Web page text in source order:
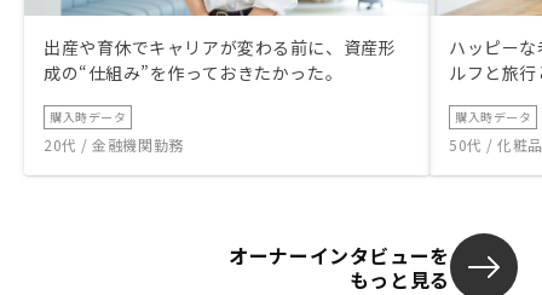
出産や育休でキャリアが変わる前に、資産形
成の“仕組み”を作っておきたかった。
購入時データ
20代 / 金融機関勤務
ハッピー
ルフと旅
購入時データ
50代 / 化粧
オーナーインタビューを
もっと見る